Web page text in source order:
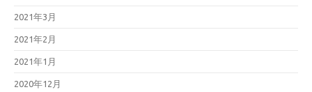
2021年3月
2021年2月
2021年1月
2020年12月